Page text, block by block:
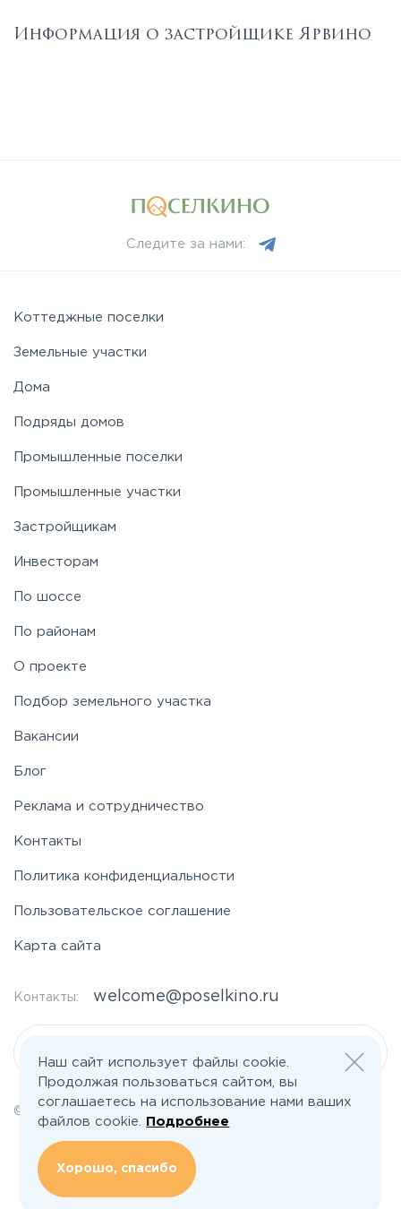
Информация о застройщике Ярвино
Следите за нами:
Коттеджные поселки
Земельные участки
Дома
Подряды домов
Промышленные поселки
Промышленные участки
Застройщикам
Инвесторам
По шоссе
По районам
О проекте
Подбор земельного участка
Вакансии
Блог
Реклама и сотрудничество
Контакты
Политика конфиденциальности
Пользовательское соглашение
Карта сайта
Контакты: welcome@poselkino.ru
© 2026 Все права защищены | poselkino.ru
ИП Маслов Дмитрий Валерьевич
ИНН 503406273833
+79647266008
142613, Московская область, Орехово-Зуево, ул. Северная, д.14, кв.145
Наш сайт использует файлы cookie.
Продолжая пользоваться сайтом, вы
соглашаетесь на использование нами ваших
файлов cookie.
Подробнее
Хорошо, спасибо